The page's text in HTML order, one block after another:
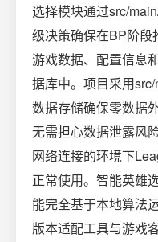
选择模块通过src/
级决策确保在BP阶段
游戏数据、配置信息
据库中。项目采用
数据存储确保零数据
无需担心数据泄露风
网络连接的环境下
正常使用。智能英雄
能完全基于本地算法
版本适配工具与游戏